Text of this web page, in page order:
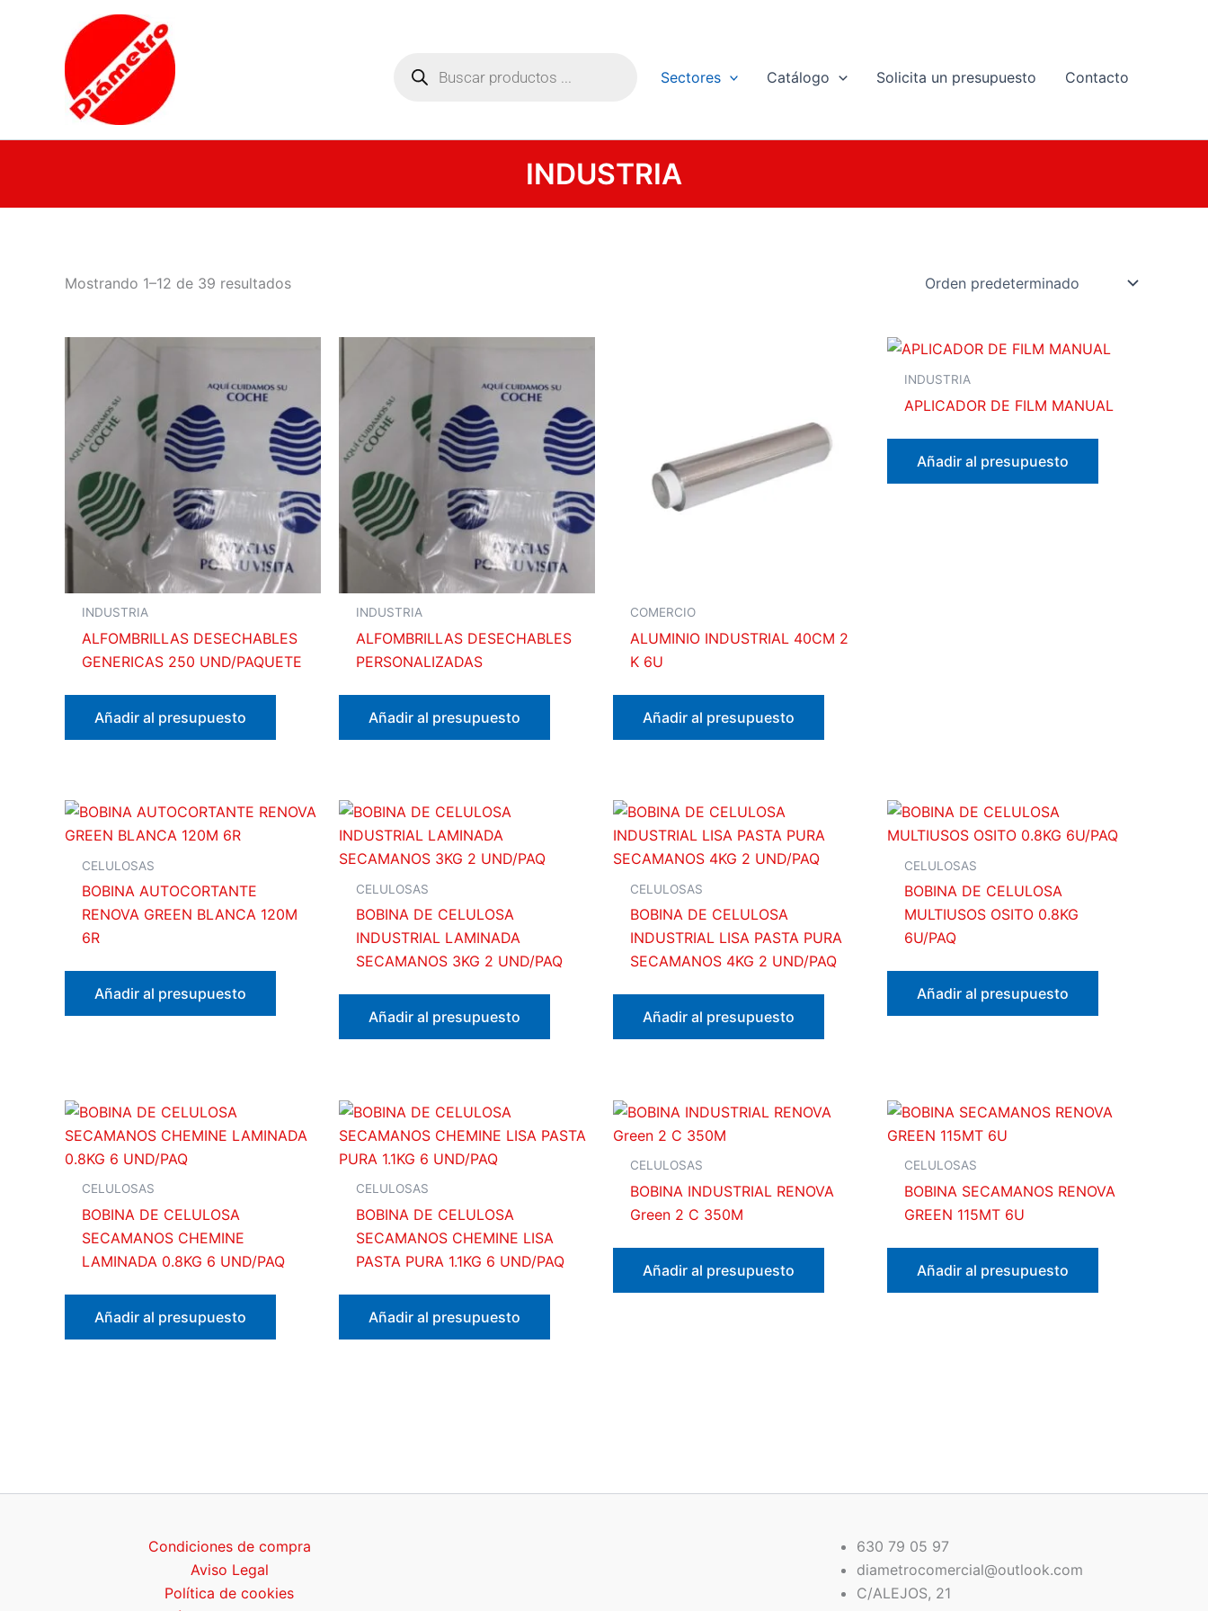
contenido
productos
Sectores Catálogo Solicita un presupuesto Contacto
INDUSTRIA
Mostrando 1–12 de 39 resultados
INDUSTRIA
ALFOMBRILLAS DESECHABLES
GENERICAS 250 UND/PAQUETE
Añadir al presupuesto
INDUSTRIA
ALFOMBRILLAS DESECHABLES
PERSONALIZADAS
Añadir al presupuesto
COMERCIO
ALUMINIO INDUSTRIAL 40CM 2
K 6U
Añadir al presupuesto
INDUSTRIA
APLICADOR DE FILM MANUAL
Añadir al presupuesto
CELULOSAS
BOBINA AUTOCORTANTE
RENOVA GREEN BLANCA 120M
6R
Añadir al presupuesto
CELULOSAS
BOBINA DE CELULOSA
INDUSTRIAL LAMINADA
SECAMANOS 3KG 2 UND/PAQ
Añadir al presupuesto
CELULOSAS
BOBINA DE CELULOSA
INDUSTRIAL LISA PASTA PURA
SECAMANOS 4KG 2 UND/PAQ
Añadir al presupuesto
CELULOSAS
BOBINA DE CELULOSA
MULTIUSOS OSITO 0.8KG
6U/PAQ
Añadir al presupuesto
CELULOSAS
BOBINA DE CELULOSA
SECAMANOS CHEMINE
LAMINADA 0.8KG 6 UND/PAQ
Añadir al presupuesto
CELULOSAS
BOBINA DE CELULOSA
SECAMANOS CHEMINE LISA
PASTA PURA 1.1KG 6 UND/PAQ
Añadir al presupuesto
CELULOSAS
BOBINA INDUSTRIAL RENOVA
Green 2 C 350M
Añadir al presupuesto
CELULOSAS
BOBINA SECAMANOS RENOVA
GREEN 115MT 6U
Añadir al presupuesto
Condiciones de compra
Aviso Legal
Política de cookies
630 79 05 97
diametrocomercial@outlook.com
C/ALEJOS, 21